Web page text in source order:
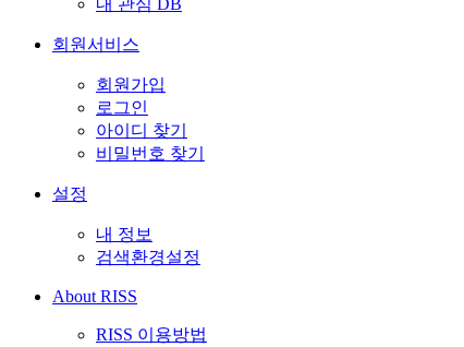
내 관심 DB
회원서비스
회원가입
로그인
아이디 찾기
비밀번호 찾기
설정
내 정보
검색환경설정
About RISS
RISS 이용방법